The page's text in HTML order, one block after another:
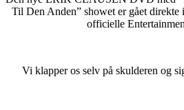
Til Den Anden” showet er gået direkte
officielle
Vi klapper os selv på skulderen og